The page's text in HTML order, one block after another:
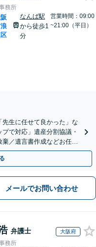
務所
なんば駅
から徒歩1
分
営業時間：09:00
~21:00（平日）
生に任せて良かった」な
で対応」遺産分割協議・
／遺言書作成などお任
休日・夜間対応】
メールでお問い合わせ
弁護士 大阪府
務所